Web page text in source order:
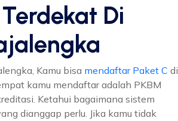
Di
Kamu bisa mendaftar Paket C di
kamu mendaftar adalah PKBM
Ketahui bagaimana sistem
dianggap perlu. Jika kamu tidak